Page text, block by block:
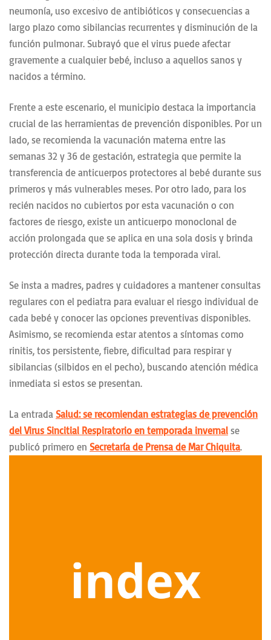
neumonía, uso excesivo de antibióticos y consecuencias a
largo plazo como sibilancias recurrentes y disminución de la
función pulmonar. Subrayó que el virus puede afectar
gravemente a cualquier bebé, incluso a aquellos sanos y
nacidos a término.
Frente a este escenario, el municipio destaca la importancia
crucial de las herramientas de prevención disponibles. Por un
lado, se recomienda la vacunación materna entre las
semanas 32 y 36 de gestación, estrategia que permite la
transferencia de anticuerpos protectores al bebé durante sus
primeros y más vulnerables meses. Por otro lado, para los
recién nacidos no cubiertos por esta vacunación o con
factores de riesgo, existe un anticuerpo monoclonal de
acción prolongada que se aplica en una sola dosis y brinda
protección directa durante toda la temporada viral.
Se insta a madres, padres y cuidadores a mantener consultas
regulares con el pediatra para evaluar el riesgo individual de
cada bebé y conocer las opciones preventivas disponibles.
Asimismo, se recomienda estar atentos a síntomas como
rinitis, tos persistente, fiebre, dificultad para respirar y
sibilancias (silbidos en el pecho), buscando atención médica
inmediata si estos se presentan.
La entrada Salud: se recomiendan estrategias de prevención
del Virus Sincitial Respiratorio en temporada invernal se
publicó primero en Secretaría de Prensa de Mar Chiquita.